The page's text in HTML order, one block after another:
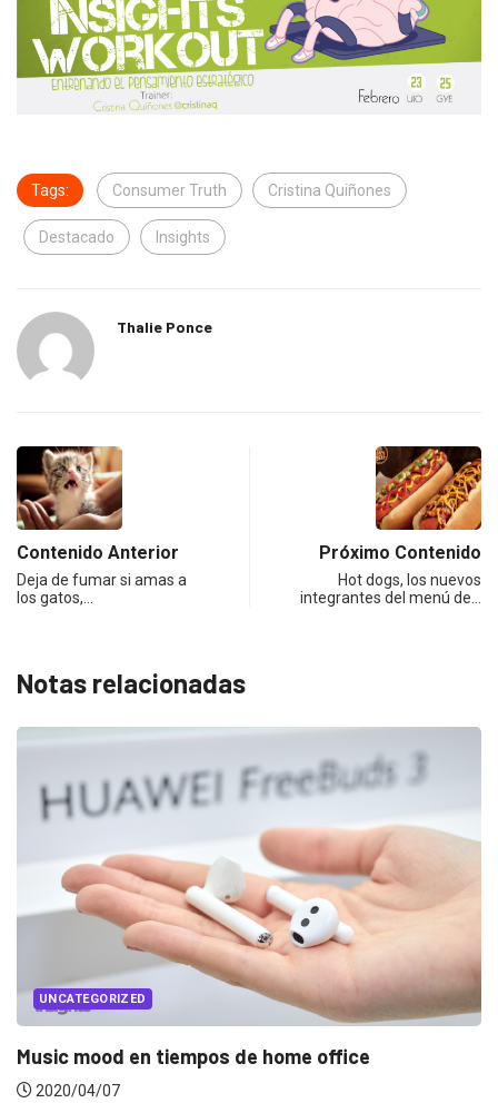
Tags: Consumer Truth Cristina Quiñones
Destacado Insights
Thalie Ponce
Contenido Anterior
Deja de fumar si amas a
los gatos,…
Próximo Contenido
Hot dogs, los nuevos
integrantes del menú de…
Notas relacionadas
UNCATEGORIZED
Music mood en tiempos de home office
2020/04/07